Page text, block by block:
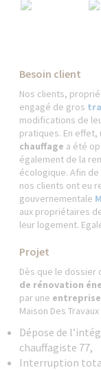
Besoin client
Nos clients,
engagé de gros
modifications de
pratiques. En
chauffage a été
également de la
écologique. Afin
nos clients ont eu
gouvernementale
aux propriétaires
leur logement.
Projet
Dès que le dossier
de rénovation
par une
Maison Des Travaux
Dépose de
chauffagiste 77,
Interruption